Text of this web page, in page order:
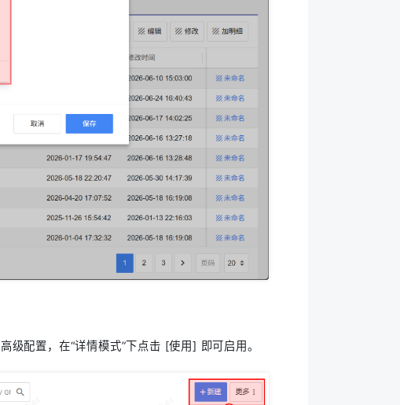
配置，在“详情模式”下点击 [使用] 即可启用。